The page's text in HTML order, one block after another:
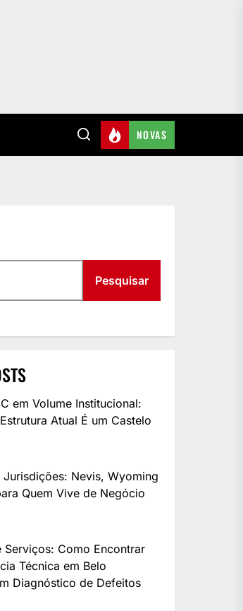
NOVAS
Pesquisar
em Volume Institucional:
Atual É um Castelo
Jurisdições: Nevis, Wyoming
Quem Vive de Negócio
Serviços: Como Encontrar
Técnica em Belo
Diagnóstico de Defeitos